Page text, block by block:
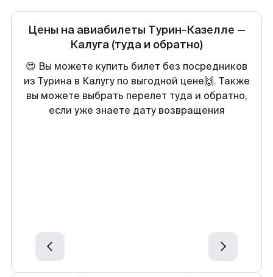
Цены на авиабилеты Турин-Казелле —
Калуга (туда и обратно)
😍 Вы можете купить билет без посредников
из Турина в Калугу по выгодной цене🙌. Также
вы можете выбрать перелет туда и обратно,
если уже знаете дату возвращения